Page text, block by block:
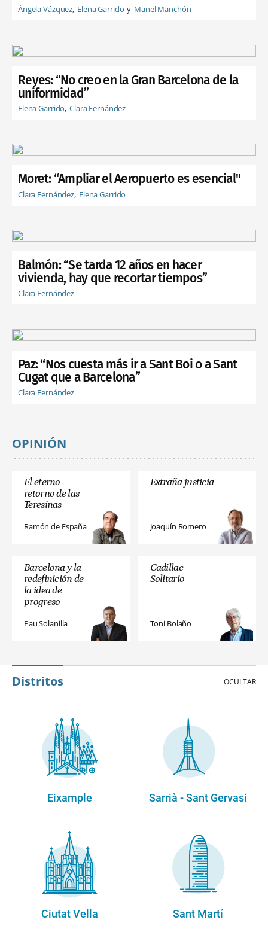
Ángela Vázquez Elena Garrido Manel Manchón
Reyes: “No creo en la Gran Barcelona de la
uniformidad”
Elena Garrido Clara Fernández
Moret: “Ampliar el Aeropuerto es esencial"
Clara Fernández Elena Garrido
Balmón: “Se tarda 12 años en hacer
vivienda, hay que recortar tiempos”
Clara Fernández
Paz: “Nos cuesta más ir a Sant Boi o a Sant
Cugat que a Barcelona”
Clara Fernández
OPINIÓN
El eterno
retorno de las
Teresinas
Ramón de España
Extraña justicia
Joaquín Romero
Barcelona y la
redefinición de
la idea de
progreso
Pau Solanilla
Cadillac
Solitario
Toni Bolaño
Distritos
Eixample Sarrià - Sant Gervasi
Ciutat Vella Sant Martí